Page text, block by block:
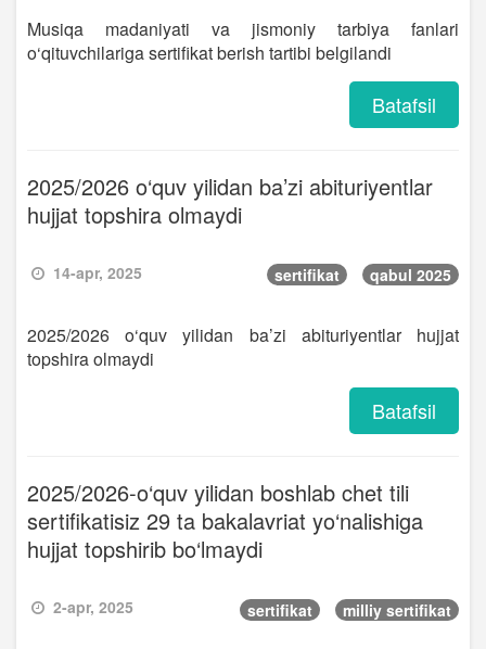
Musiqa madaniyati va jismoniy tarbiya fanlari
o‘qituvchilariga sertifikat berish tartibi belgilandi
Batafsil
2025/2026 o‘quv yilidan ba’zi abituriyentlar
hujjat topshira olmaydi
14-apr, 2025 sertifikat qabul 2025
2025/2026 o‘quv yilidan ba’zi abituriyentlar hujjat
topshira olmaydi
Batafsil
2025/2026-o‘quv yilidan boshlab chet tili
sertifikatisiz 29 ta bakalavriat yo‘nalishiga
hujjat topshirib bo‘lmaydi
2-apr, 2025 sertifikat milliy sertifikat